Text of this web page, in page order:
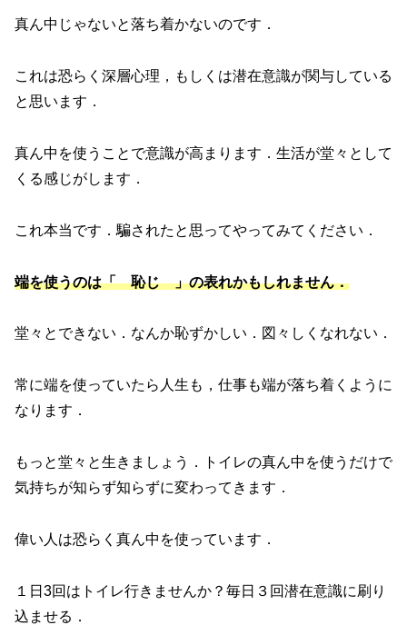
真ん中じゃないと落ち着かないのです．
これは恐らく深層心理，もしくは潜在意識が関与している
と思います．
真ん中を使うことで意識が高まります．生活が堂々として
くる感じがします．
これ本当です．騙されたと思ってやってみてください．
端を使うのは「 恥じ 」の表れかもしれません．
堂々とできない．なんか恥ずかしい．図々しくなれない．
常に端を使っていたら人生も，仕事も端が落ち着くように
なります．
もっと堂々と生きましょう．トイレの真ん中を使うだけで
気持ちが知らず知らずに変わってきます．
偉い人は恐らく真ん中を使っています．
１日3回はトイレ行きませんか？毎日３回潜在意識に刷り
込ませる．